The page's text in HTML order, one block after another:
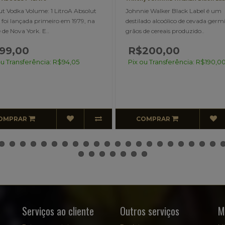
Johnnie Walker Black Label é um
destilado alcoólico de cevada germinada e
grãos de cereais produzido..
R$200,00
Pix ou Transferência: R$190,00
COMPRAR
Saquê OKINAWA O saquê,
originalmente japonesa, é
fermentado do arroz que
ESGOTADO
Serviços ao cliente Outros serviços